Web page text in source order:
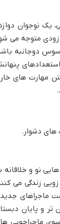
یک نوجوان
متوجه می
دوجانبه
مهارت های
دشوار.
نو و خلاقانه
زندگی می
ماجراهای
و پایان